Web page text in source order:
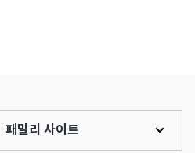
패밀리 사이트